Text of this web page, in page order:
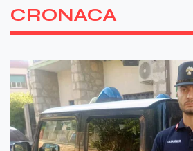
CRONACA